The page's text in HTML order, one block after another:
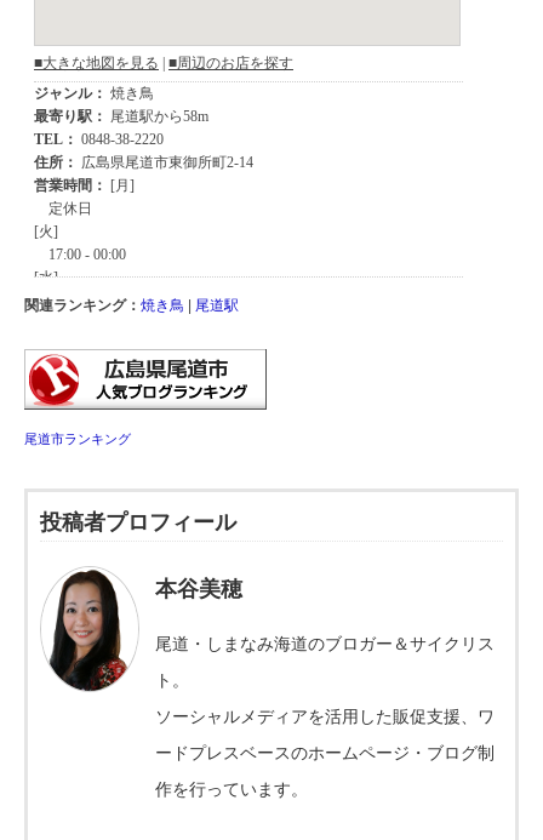
関連ランキング： 焼き鳥 尾道駅
尾道市ランキング
投稿者プロフィール
本谷美穂
尾道・しまなみ海道のブロガー＆サイクリス
ト。
ソーシャルメディアを活用した販促支援、ワ
ードプレスベースのホームページ・ブログ制
作を行っています。